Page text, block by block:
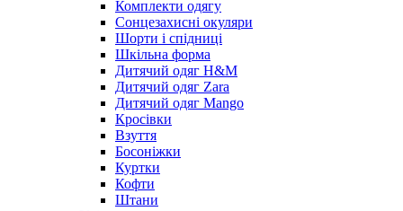
Комплекти одягу
Сонцезахисні окуляри
Шорти і спідниці
Шкільна форма
Дитячий одяг H&M
Дитячий одяг Zara
Дитячий одяг Mango
Кросівки
Взуття
Босоніжки
Куртки
Кофти
Штани